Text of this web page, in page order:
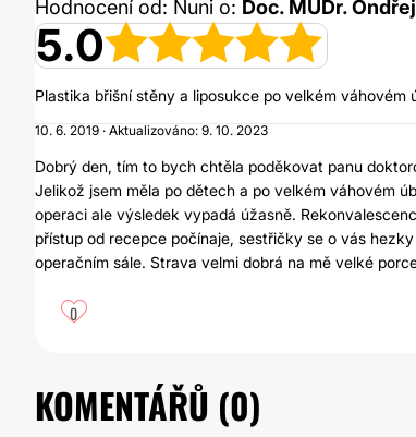
Hodnocení od: Nuni o: Doc. MUDr.
5.0
Plastika břišní stěny a liposukce po velkém váhovém
10. 6. 2019 · Aktualizováno: 9. 10. 2023
Dobrý den, tím to bych chtěla poděkovat panu
Jelikož jsem měla po dětech a po velkém váhovém
operaci ale výsledek vypadá úžasně.
přístup od recepce počínaje, sestřičky se o vás
operačním sále. Strava velmi dobrá na mě velké
0
KOMENTÁŘŮ (0)